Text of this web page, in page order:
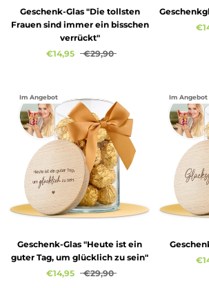
Geschenk-Glas "Die tollsten
Frauen sind immer ein bisschen
verrückt"
€14,95
€29,90
Im Angebot
Geschenk-Glas "Heute ist ein
guter Tag, um glücklich zu sein"
€14,95
€29,90
Im Angebot